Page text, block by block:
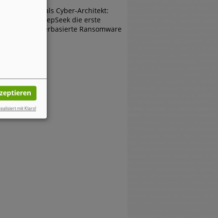
Die KI als Cyber-Architekt:
Wie DeepSeek die erste
browserbasierte Ransomware
mit Klaro!